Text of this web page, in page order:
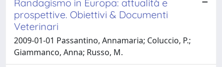
Randagismo in Europa: attualità e
prospettive. Obiettivi & Documenti
Veterinari
2009-01-01 Passantino, Annamaria; Coluccio, P.;
Giammanco, Anna; Russo, M.